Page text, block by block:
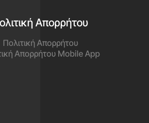
Απορρήτου
Πολιτική Απορρήτου
Απορρήτου Mobile App